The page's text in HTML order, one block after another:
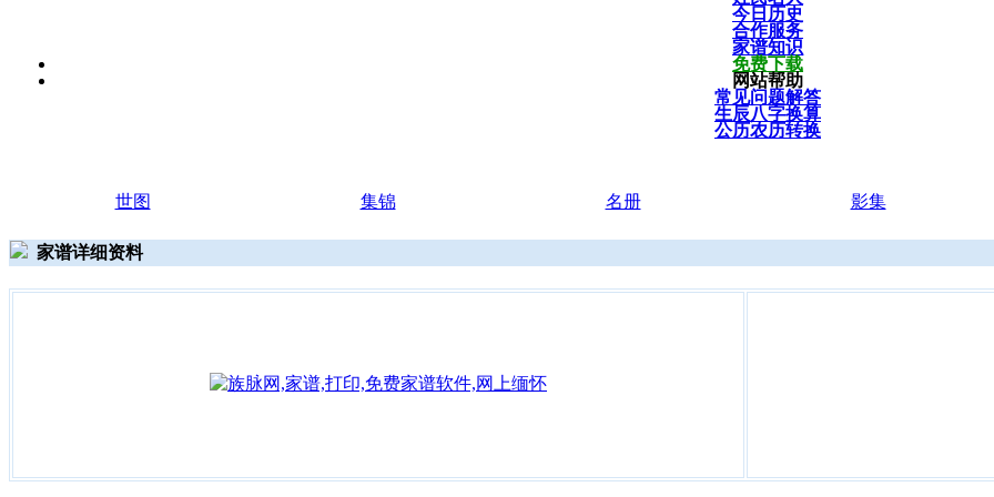
今日历史
合作服务
家谱知识
免费下载
网站帮助
常见问题解答
生辰八字换算
公历农历转换
世图 集锦 名册 影集
家谱详细资料